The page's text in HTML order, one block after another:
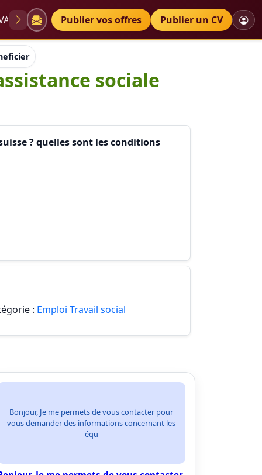
Diplômes Petites annonces
Publier vos offres Publier un CV
de la formation d'assistance sociale bien que je ne
sociale
? quelles sont les conditions
: Emploi Travail social
Bonjour, Je me permets de vous contacter pour
vous demander des informations concernant les
équ